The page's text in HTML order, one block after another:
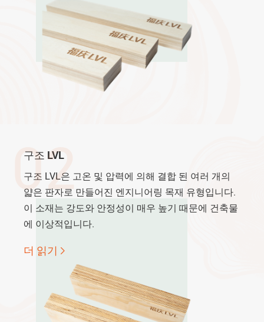
02
구조 LVL
구조 LVL은 고온 및 압력에 의해 결합 된 여러 개의
얇은 판자로 만들어진 엔지니어링 목재 유형입니다.
이 소재는 강도와 안정성이 매우 높기 때문에 건축물
에 이상적입니다.
더 읽기 